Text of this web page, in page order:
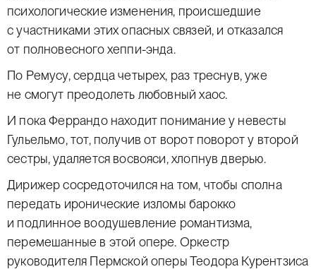
психологические изменения, происшедшие
с участниками этих опасных связей, и отказался
от полновесного хеппи-энда.
По Ремусу, сердца четырех, раз треснув, уже
не смогут преодолеть любовный хаос.
И пока Феррандо находит понимание у невесты
Гульельмо, тот, получив от ворот поворот у второй
сестры, удаляется восвояси, хлопнув дверью.
Дирижер сосредоточился на том, чтобы сполна
передать иронические изломы барокко
и подлинное воодушевление романтизма,
перемешанные в этой опере. Оркестр
руководителя Пермской оперы Теодора Курентзиса